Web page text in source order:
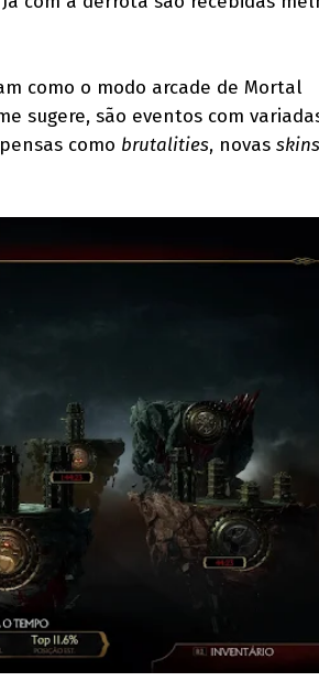
como o modo arcade de Mortal
sugere, são eventos com
como brutalities, novas skins